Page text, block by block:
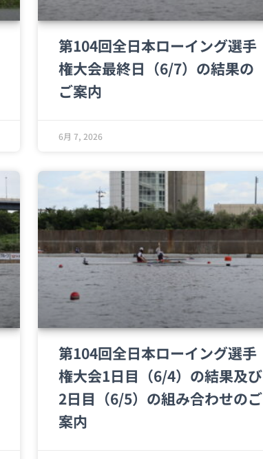
第104回全日本ローイング選手
権大会最終日（6/7）の結果の
ご案内
6月 7, 2026
第104回全日本ローイング選手
権大会1日目（6/4）の結果及び
2日目（6/5）の組み合わせのご
案内